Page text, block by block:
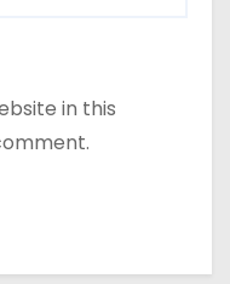
in this